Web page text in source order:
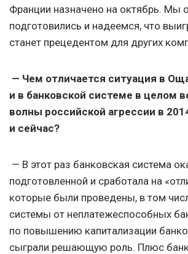
Франции назначено на октябрь. Мы
подготовились и надеемся, что
станет прецедентом для других
— Чем отличается ситуация в
и в банковской системе в целом
волны российской агрессии в
и сейчас?
— В этот раз банковская система
подготовленной и сработала на
которые были проведены, в том
системы от неплатежеспособных
по повышению капитализации
сыграли решающую роль. Плюс